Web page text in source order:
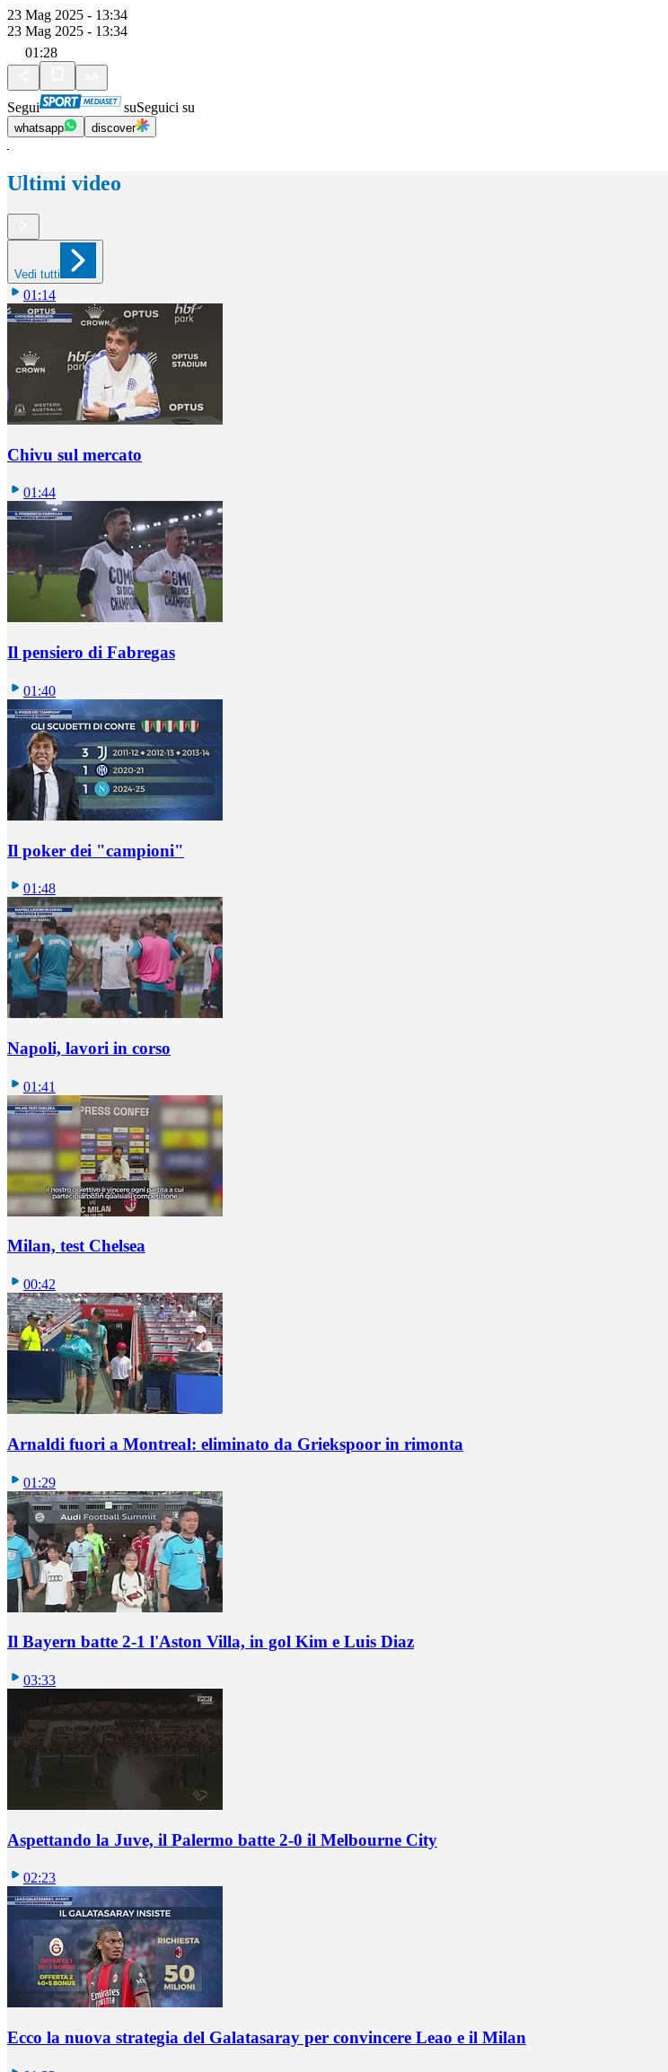
23 Mag 2025 - 13:34
23 Mag 2025 - 13:34
01:28
Segui suSeguici su
whatsapp discover
Ultimi video
Vedi tutti
01:14
Chivu sul mercato
01:44
Il pensiero di Fabregas
01:40
Il poker dei "campioni"
01:48
Napoli, lavori in corso
01:41
Milan, test Chelsea
00:42
Arnaldi fuori a Montreal: eliminato da Griekspoor in rimonta
01:29
Il Bayern batte 2-1 l'Aston Villa, in gol Kim e Luis Diaz
03:33
Aspettando la Juve, il Palermo batte 2-0 il Melbourne City
02:23
Ecco la nuova strategia del Galatasaray per convincere Leao e il Milan